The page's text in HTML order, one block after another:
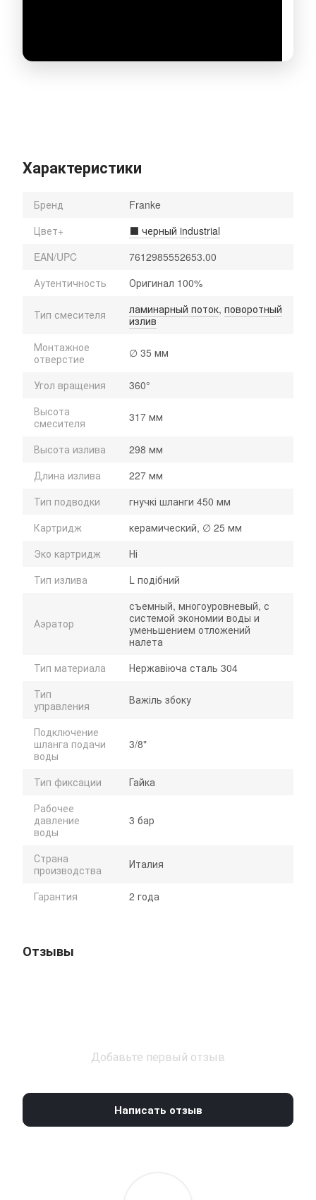
Характеристики
Бренд
Franke
Цвет+
⬛️ черный industrial
EAN/UPC
7612985552653.00
Аутентичность
Оригинал 100%
Тип смесителя ламинарный поток, поворотный
излив
Монтажное
отверстие
∅ 35 мм
Угол вращения
360°
Высота
смесителя
317 мм
Высота излива
298 мм
Длина излива
227 мм
Тип подводки
гнучкі шланги 450 мм
Картридж
керамический, ∅ 25 мм
Эко картридж
Ні
Тип излива
L подібний
Аэратор
съемный, многоуровневый, с
системой экономии воды и
уменьшением отложений
налета
Тип материала
Нержавіюча сталь 304
Тип
управления
Важіль збоку
Подключение
шланга подачи
воды
3/8"
Тип фиксации
Гайка
Рабочее
давление
воды
3 бар
Страна
производства
Италия
Гарантия 2 года
Отзывы
Добавьте первый отзыв
Написать отзыв